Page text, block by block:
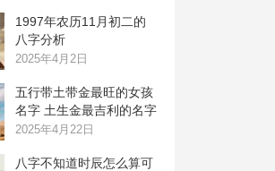
1997年农历11月初二的
八字分析
2025年4月2日
五行带土带金最旺的女孩
名字 土生金最吉利的名字
2025年4月22日
八字不知道时辰怎么算可